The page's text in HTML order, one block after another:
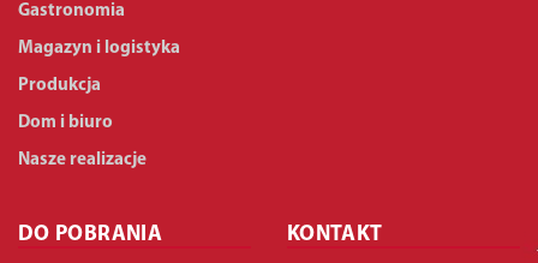
Gastronomia
Magazyn i logistyka
Produkcja
Dom i biuro
Nasze realizacje
DO POBRANIA KONTAKT